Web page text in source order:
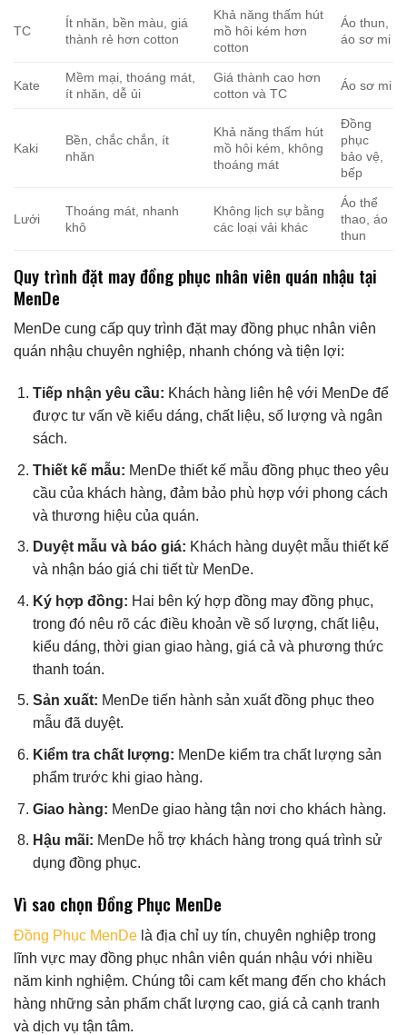
TC
Ít nhăn, bền màu, giá
thành rẻ hơn cotton
Khả năng thấm hút
mồ hôi kém hơn
cotton
Áo thun,
áo sơ mi
Kate
Mềm mại, thoáng mát,
ít nhăn, dễ ủi
Giá thành cao hơn
cotton và TC
Áo sơ mi
Kaki
Bền, chắc chắn, ít
nhăn
Khả năng thấm hút
mồ hôi kém, không
thoáng mát
Đồng
phục
bảo vệ,
bếp
Lưới
Thoáng mát, nhanh
khô
Không lịch sự bằng
các loại vải khác
Áo thể
thao, áo
thun
Quy trình đặt may đồng phục nhân viên quán nhậu tại
MenDe
MenDe cung cấp quy trình đặt may đồng phục nhân viên
quán nhậu chuyên nghiệp, nhanh chóng và tiện lợi:
Tiếp nhận yêu cầu: Khách hàng liên hệ với MenDe để
được tư vấn về kiểu dáng, chất liệu, số lượng và ngân
sách.
Thiết kế mẫu: MenDe thiết kế mẫu đồng phục theo yêu
cầu của khách hàng, đảm bảo phù hợp với phong cách
và thương hiệu của quán.
Duyệt mẫu và báo giá: Khách hàng duyệt mẫu thiết kế
và nhận báo giá chi tiết từ MenDe.
Ký hợp đồng: Hai bên ký hợp đồng may đồng phục,
trong đó nêu rõ các điều khoản về số lượng, chất liệu,
kiểu dáng, thời gian giao hàng, giá cả và phương thức
thanh toán.
Sản xuất: MenDe tiến hành sản xuất đồng phục theo
mẫu đã duyệt.
Kiểm tra chất lượng: MenDe kiểm tra chất lượng sản
phẩm trước khi giao hàng.
Giao hàng: MenDe giao hàng tận nơi cho khách hàng.
Hậu mãi: MenDe hỗ trợ khách hàng trong quá trình sử
dụng đồng phục.
Vì sao chọn Đồng Phục MenDe
Đồng Phục MenDe là địa chỉ uy tín, chuyên nghiệp trong
lĩnh vực may đồng phục nhân viên quán nhậu với nhiều
năm kinh nghiệm. Chúng tôi cam kết mang đến cho khách
hàng những sản phẩm chất lượng cao, giá cả cạnh tranh
và dịch vụ tận tâm.